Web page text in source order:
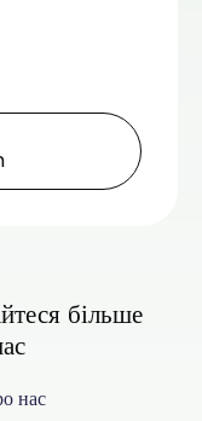
більше
нас